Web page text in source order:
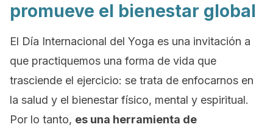
promueve el bienestar global
El Día Internacional del Yoga es una invitación a
que practiquemos una forma de vida que
trasciende el ejercicio: se trata de enfocarnos en
la salud y el bienestar físico, mental y espiritual.
Por lo tanto, es una herramienta de